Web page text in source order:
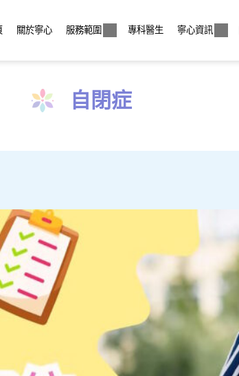
關於寧心 服務範圍 專科醫生 寧心資訊
自閉症